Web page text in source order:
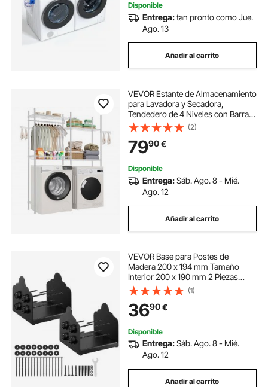
Disponible
Entrega:tan pronto como Jue.
Ago. 13
Añadir al carrito
VEVOR Estante de Almacenamiento
para Lavadora y Secadora,
Tendedero de 4 Niveles con Barra y
Ganchos, Estantes Ajustables de
dos Filas para Lavadora, Ahorra
Espacio para Lavadero, Color
Blanco
(2)
7990€
Disponible
Entrega:Sáb. Ago. 8 - Mié.
Ago. 12
Añadir al carrito
VEVOR Base para Postes de
Madera 200 x 194 mm Tamaño
Interior 200 x 190 mm 2 Piezas
Soportes de Acero al Carbono para
Postes Espesor de 2 mm para
Instalaciones Fijas de Pérgolas,
Barandillas, Negro
(1)
3690€
Disponible
Entrega:Sáb. Ago. 8 - Mié.
Ago. 12
Añadir al carrito